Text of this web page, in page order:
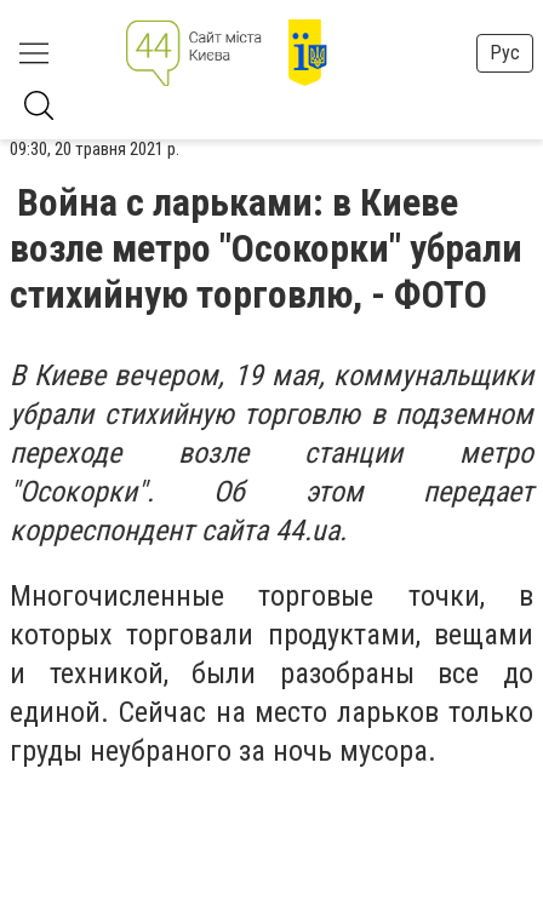
Рус
09:30, 20 травня 2021 р.
Война с ларьками: в Киеве
возле метро "Осокорки" убрали
стихийную торговлю, - ФОТО
В Киеве вечером, 19 мая, коммунальщики
убрали стихийную торговлю в подземном
переходе возле станции метро
"Осокорки". Об этом передает
корреспондент сайта 44.ua.
Многочисленные торговые точки, в
которых торговали продуктами, вещами
и техникой, были разобраны все до
единой. Сейчас на место ларьков только
груды неубраного за ночь мусора.